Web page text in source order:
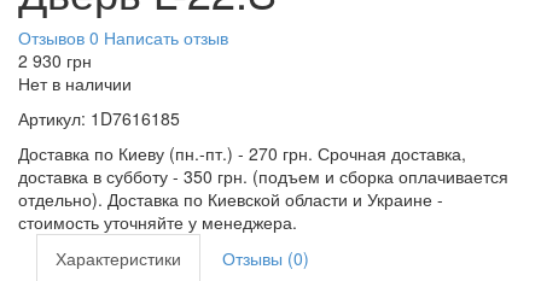
Отзывов 0 Написать отзыв
2 930 грн
Нет в наличии
Артикул: 1D7616185
Доставка по Киеву (пн.-пт.) - 270 грн. Срочная доставка,
доставка в субботу - 350 грн. (подъем и сборка оплачивается
отдельно). Доставка по Киевской области и Украине -
стоимость уточняйте у менеджера.
Характеристики
Отзывы (0)